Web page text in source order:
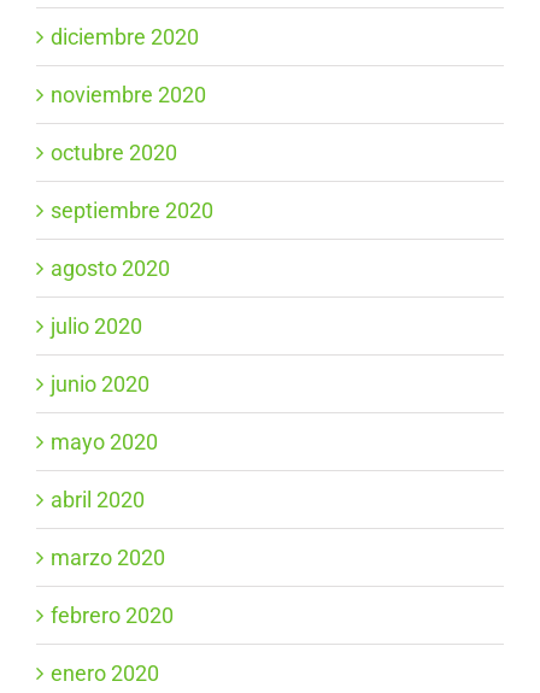
diciembre 2020
noviembre 2020
octubre 2020
septiembre 2020
agosto 2020
julio 2020
junio 2020
mayo 2020
abril 2020
marzo 2020
febrero 2020
enero 2020